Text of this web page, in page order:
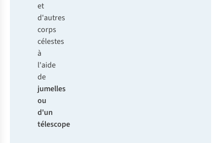
et
d'autres
corps
célestes
à
l'aide
de
jumelles
ou
d'un
télescope